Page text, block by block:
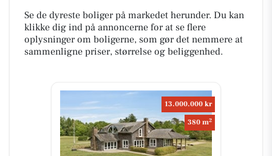
Se de dyreste boliger på markedet herunder. Du kan
klikke dig ind på annoncerne for at se flere
oplysninger om boligerne, som gør det nemmere at
sammenligne priser, størrelse og beliggenhed.
13.000.000 kr
380 m2